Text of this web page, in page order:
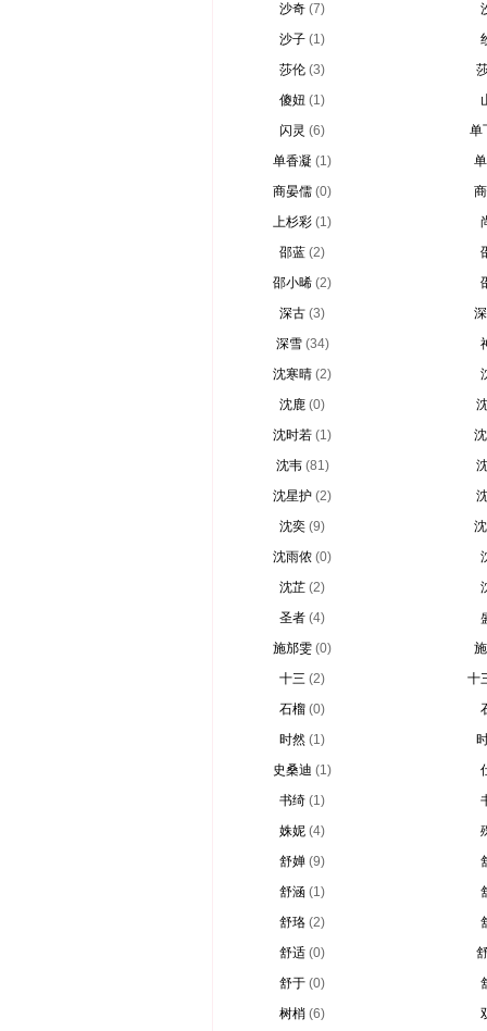
沙奇 (7)
沙子 (1)
莎伦 (3)
傻妞 (1)
闪灵 (6)
单
单香凝 (1)
商晏儒 (0)
上杉彩 (1)
邵蓝 (2)
邵小晞 (2)
深古 (3)
深雪 (34)
沈寒晴 (2)
沈鹿 (0)
沈时若 (1)
沈韦 (81)
沈星护 (2)
沈奕 (9)
沈雨侬 (0)
沈芷 (2)
圣者 (4)
施邡雯 (0)
十三 (2)
十
石榴 (0)
时然 (1)
史桑迪 (1)
书绮 (1)
姝妮 (4)
舒婵 (9)
舒涵 (1)
舒珞 (2)
舒适 (0)
舒于 (0)
树梢 (6)